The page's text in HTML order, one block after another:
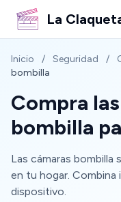
La
Inicio / Seguridad /
bombilla
Compra
bombilla
Las cámaras bombilla
en tu hogar. Combina
dispositivo.